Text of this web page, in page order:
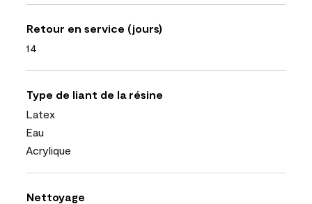
Retour en service (jours)
14
Type de liant de la résine
Latex
Eau
Acrylique
Nettoyage